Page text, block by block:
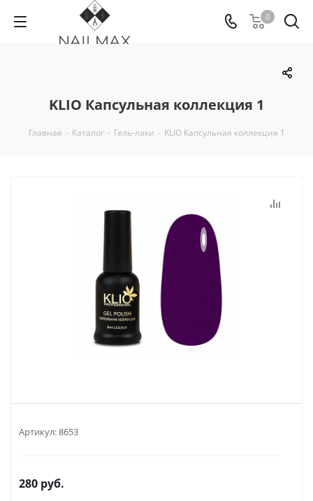
0
KLIO Капсульная коллекция 1
Главная - Каталог - Гель-лаки - KLIO Капсульная коллекция 1
Артикул:8653
280 руб.